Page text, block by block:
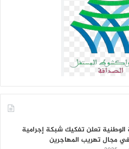
الوطنية تعلن تفكيك شبكة إجرامية
مجال تهريب المهاجرين